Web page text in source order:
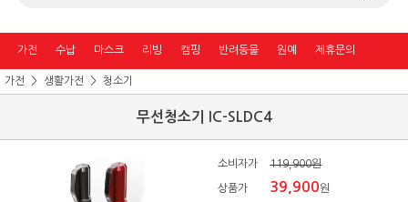
가전 수납 마스크 리빙 캠핑 반려동물 원예 제휴문의
가전 생활가전 청소기
무선청소기 IC-SLDC4
소비자가 119,900원
상품가 39,900원